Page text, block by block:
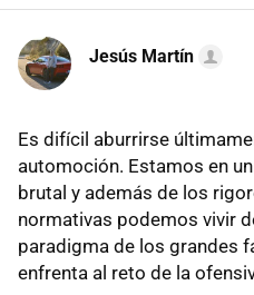
Jesús Martín
Es difícil aburrirse
automoción. Estamos en
brutal y además de los
normativas podemos vivir
paradigma de los grandes
enfrenta al reto de la